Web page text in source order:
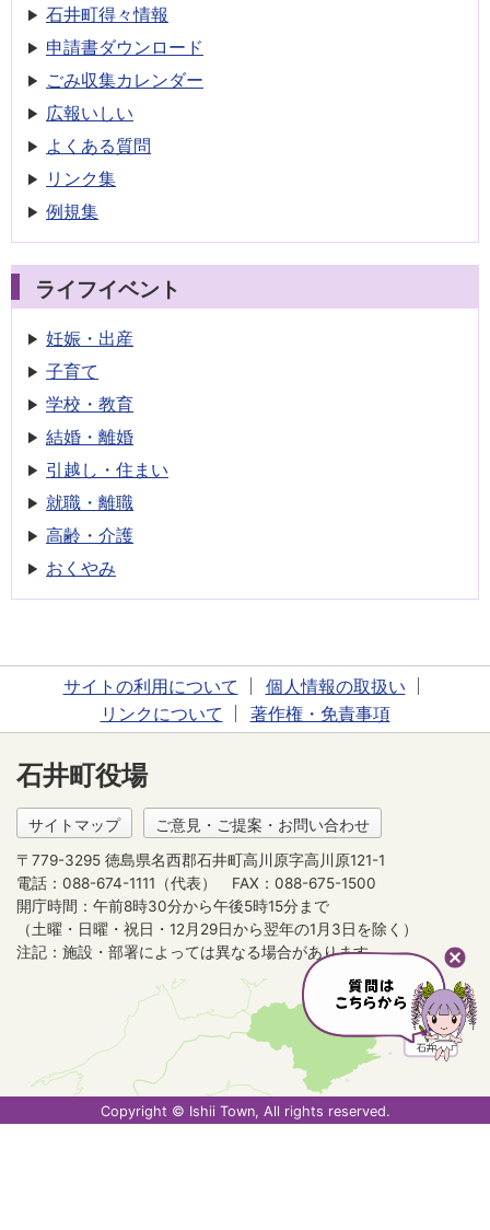
石井町得々情報
申請書ダウンロード
ごみ収集カレンダー
広報いしい
よくある質問
リンク集
例規集
ライフイベント
妊娠・出産
子育て
学校・教育
結婚・離婚
引越し・住まい
就職・離職
高齢・介護
おくやみ
サイトの利用について
個人情報の取扱い
リンクについて
著作権・免責事項
石井町役場
サイトマップ ご意見・ご提案・お問い合わせ
〒779-3295 徳島県名西郡石井町高川原字高川原121-1
電話：088-674-1111（代表）
FAX：088-675-1500
開庁時間：午前8時30分から午後5時15分まで
（土曜・日曜・祝日・12月29日から翌年の1月3日を除く）
注記：施設・部署によっては異なる場合があります。
Copyright © Ishii Town, All rights reserved.